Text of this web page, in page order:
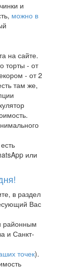
и
можно в
на сайте.
торты - от
- от 2
там же,
или
в раздел
Вас
районным
и Санкт-
точек).